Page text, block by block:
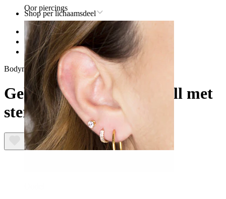
Oor piercings
Shop per lichaamsdeel
Lip
Titanium sieraden voor lippiercings
Gebogen titanium barbell met ster
Bodymod Trend
Gebogen titanium barbell met
ster